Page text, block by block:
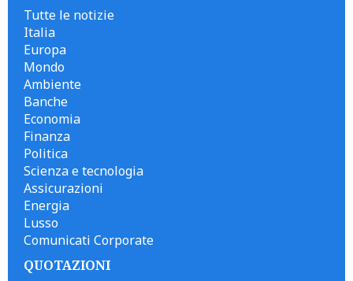
Tutte le notizie
Italia
Europa
Mondo
Ambiente
Banche
Economia
Finanza
Politica
Scienza e tecnologia
Assicurazioni
Energia
Lusso
Comunicati Corporate
QUOTAZIONI